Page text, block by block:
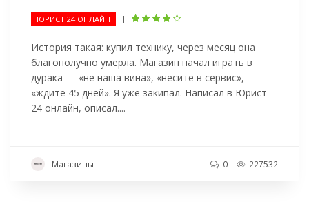
ЮРИСТ 24 ОНЛАЙН |
История такая: купил технику, через месяц она
благополучно умерла. Магазин начал играть в
дурака — «не наша вина», «несите в сервис»,
«ждите 45 дней». Я уже закипал. Написал в Юрист
24 онлайн, описал....
Магазины 0 227532